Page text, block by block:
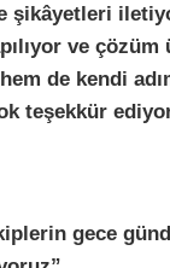
şikâyetleri
ve
de kendi
teşekkür
gece